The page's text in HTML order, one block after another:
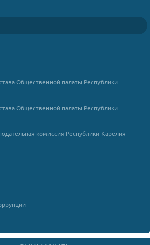
Общественной палаты Республики
Общественной палаты Республики
комиссия Республики Карелия